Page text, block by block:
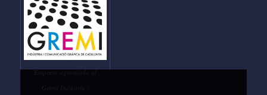
Empresa agremiada al